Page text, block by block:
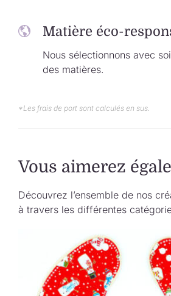
Matière éco-
Nous sélectionnons avec
des matières.
*Les frais de port sont calculés en sus.
Vous aimerez
Découvrez l’ensemble de nos
à travers les différentes